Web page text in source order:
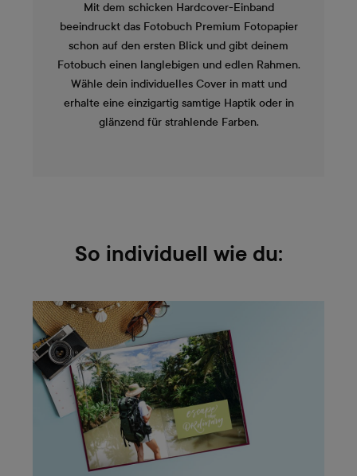
Mit dem schicken Hardcover-Einband
beeindruckt das Fotobuch Premium Fotopapier
schon auf den ersten Blick und gibt deinem
Fotobuch einen langlebigen und edlen Rahmen.
Wähle dein individuelles Cover in matt und
erhalte eine einzigartig samtige Haptik oder in
glänzend für strahlende Farben.
So individuell wie du: